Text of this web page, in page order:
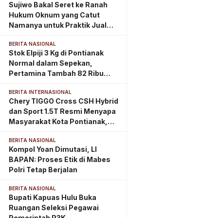
Sujiwo Bakal Seret ke Ranah
Hukum Oknum yang Catut
Namanya untuk Praktik Jual
BERITA NASIONAL
Stok Elpiji 3 Kg di Pontianak
Normal dalam Sepekan,
Pertamina Tambah 82 Ribu
BERITA INTERNASIONAL
Chery TIGGO Cross CSH Hybrid
dan Sport 1.5T Resmi Menyapa
Masyarakat Kota Pontianak,
Kalimantan Barat
BERITA NASIONAL
Kompol Yoan Dimutasi, LI
BAPAN: Proses Etik di Mabes
Polri Tetap Berjalan
BERITA NASIONAL
Bupati Kapuas Hulu Buka
Ruangan Seleksi Pegawai